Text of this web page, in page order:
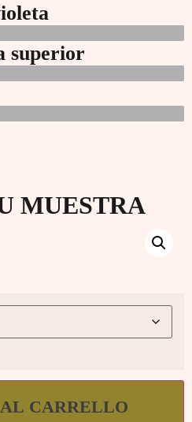
superior
MUESTRA
CARRELLO